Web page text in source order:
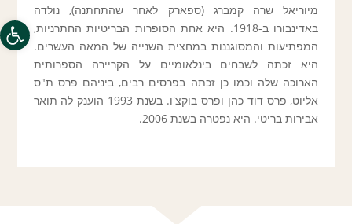
פתח
מיוריאל שרה קמברג (ספארק לאחר שהתחתנה), נולדה
באדינבורו ב-1918. היא אחת הסופרות הבריטיות החתרניות,
המפתיעות והמסוגננות במחצית השנייה של המאה העשרים.
היא זכתה לשבחים בינלאומיים על הקריירה הספרותית
הארוכה שלה וכמו כן זכתה בפרסים רבים, ביניהם פרס ת"ס
אליוט, פרס דוד כהן ופרס בוקצ'ו. בשנת 1993 הוענק לה תואר
אבירות בריטי. היא נפטרה בשנת 2006.